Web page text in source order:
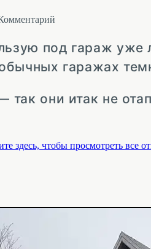
под гараж
гаражах
так они итак не
здесь, чтобы просмотреть все